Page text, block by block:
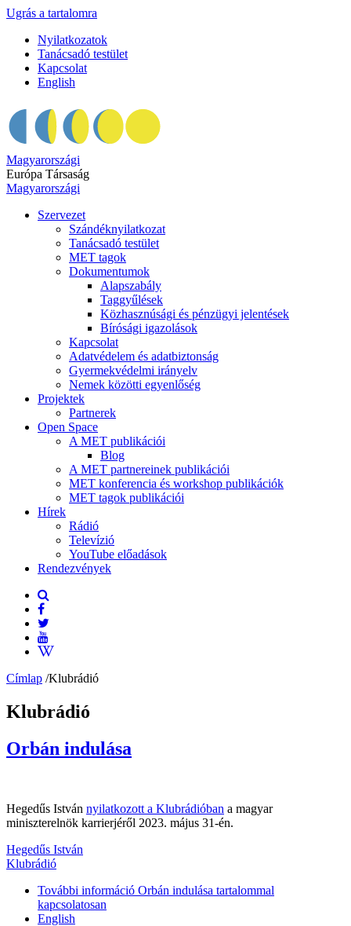
Ugrás a tartalomra
Nyilatkozatok
Tanácsadó testület
Kapcsolat
English
Magyarországi
Európa Társaság
Magyarországi
Szervezet
Szándéknyilatkozat
Tanácsadó testület
MET tagok
Dokumentumok
Alapszabály
Taggyűlések
Közhasznúsági és pénzügyi jelentések
Bírósági igazolások
Kapcsolat
Adatvédelem és adatbiztonság
Gyermekvédelmi irányelv
Nemek közötti egyenlőség
Projektek
Partnerek
Open Space
A MET publikációi
Blog
A MET partnereinek publikációi
MET konferencia és workshop publikációk
MET tagok publikációi
Hírek
Rádió
Televízió
YouTube előadások
Rendezvények
Címlap /Klubrádió
Klubrádió
Orbán indulása
Hegedűs István nyilatkozott a Klubrádióban a magyar
miniszterelnök karrierjéről 2023. május 31-én.
Hegedűs István
Klubrádió
További információ Orbán indulása tartalommal
kapcsolatosan
English